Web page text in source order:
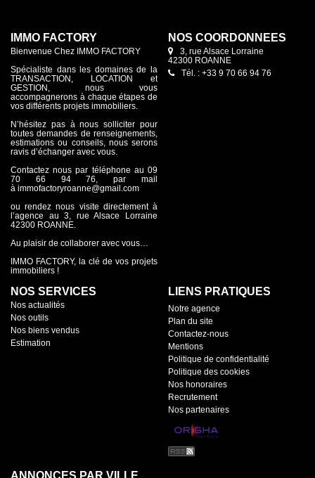
IMMO FACTORY
Bienvenue Chez IMMO FACTORY
Spécialiste dans les domaines de la
TRANSACTION, LOCATION et
GESTION, nous vous
accompagnerons à chaque étapes de
vos différents projets immobiliers.
N’hésitez pas à nous solliciter pour
toutes demandes de renseignements,
estimations ou conseils, nous serons
ravis d’échanger avec vous.
Contactez nous par téléphone au 09
70 66 94 76, par mail
à immofactoryroanne@gmail.com
ou rendez nous visite directement à
l’agence au 3, rue Alsace Lorraine
42300 ROANNE.
Au plaisir de collaborer avec vous…
IMMO FACTORY, la clé de vos projets
immobiliers !
NOS COORDONNÉES
3, rue Alsace Lorraine
42300 ROANNE
Tél. : +33 9 70 66 94 76
NOS SERVICES
Nos actualités
Nos outils
Nos biens vendus
Estimation
LIENS PRATIQUES
Notre agence
Plan du site
Contactez-nous
Mentions
Politique de confidentialité
Politique des cookies
Nos honoraires
Recrutement
Nos partenaires
ANNONCES PAR VILLE